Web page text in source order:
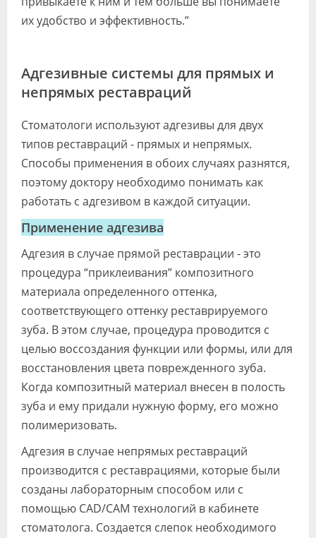
их удобство и эффективность.”
Адгезивные системы для прямых и
непрямых реставраций
Стоматологи используют адгезивы для двух
типов реставраций - прямых и непрямых.
Способы применения в обоих случаях разнятся,
поэтому доктору необходимо понимать как
работать с адгезивом в каждой ситуации.
Применение адгезива
Адгезия в случае прямой реставрации - это
процедура “приклеивания” композитного
материала определенного оттенка,
соответствующего оттенку реставрируемого
зуба. В этом случае, процедура проводится с
целью воссоздания функции или формы, или для
восстановления цвета поврежденного зуба.
Когда композитный материал внесен в полость
зуба и ему придали нужную форму, его можно
полимеризовать.
Адгезия в случае непрямых реставраций
производится с реставрациями, которые были
созданы лабораторным способом или с
помощью CAD/CAM технологий в кабинете
стоматолога. Создается слепок необходимого